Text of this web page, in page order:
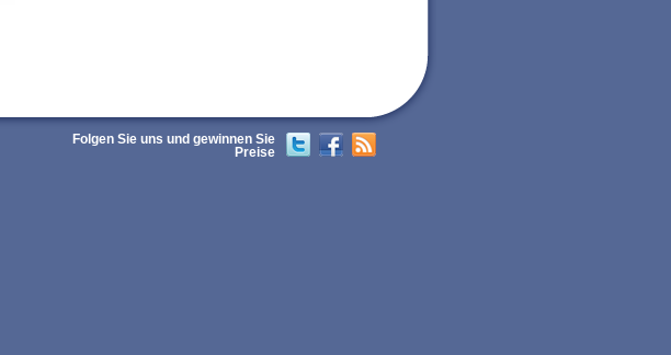
Folgen Sie uns und gewinnen Sie
Preise
Twitter Facebook